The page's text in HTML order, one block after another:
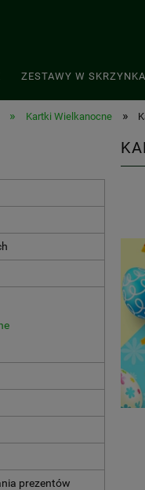
ZESTAWY W
» Kartki Wielkanocne »
prezentów